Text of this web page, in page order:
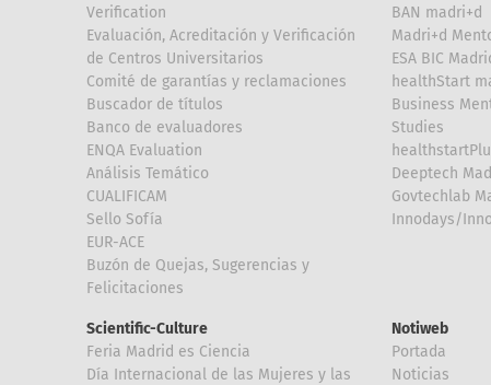
Verification
Evaluación, Acreditación y Verificación
de Centros Universitarios
Comité de garantías y reclamaciones
Buscador de títulos
Banco de evaluadores
ENQA Evaluation
Análisis Temático
CUALIFICAM
Sello Sofía
EUR-ACE
Buzón de Quejas, Sugerencias y
Felicitaciones
BAN madri+d
Madri+d
ESA BIC
healthStart
Business
Studies
Deeptech
Govtechlab
Innodays/
Scientific-Culture
Feria Madrid es Ciencia
Día Internacional de las Mujeres y las
Notiweb
Portada
Noticias